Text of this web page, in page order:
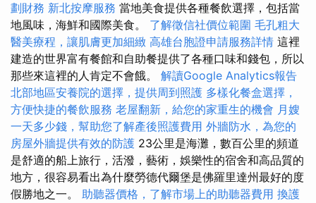
劃財務 新北按摩服務 當地美食提供各種餐飲選擇，包括當
地風味，海鮮和國際美食。 了解徵信社價位範圍 毛孔粗大
醫美療程，讓肌膚更加細緻 高雄台胞證申請服務詳情 這裡
建造的世界富有餐館和自助餐提供了各種口味和錢包，所以
那些來這裡的人肯定不會餓。 解讀Google Analytics報告
北部地區安養院的選擇，提供周到照護 多樣化餐盒選擇，
方便快捷的餐飲服務 老屋翻新，給您的家重生的機會 月嫂
一天多少錢，幫助您了解產後照護費用 外牆防水，為您的
房屋外牆提供有效的防護 23公里是海灘，數百公里的頻道
是舒適的船上旅行，活潑，藝術，娛樂性的宿舍和高品質的
地方，很容易看出為什麼勞德代爾堡是佛羅里達州最好的度
假勝地之一。 助聽器價格，了解市場上的助聽器費用 換護